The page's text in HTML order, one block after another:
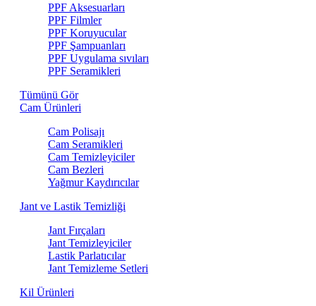
PPF Aksesuarları
PPF Filmler
PPF Koruyucular
PPF Şampuanları
PPF Uygulama sıvıları
PPF Seramikleri
Tümünü Gör
Cam Ürünleri
Cam Polisajı
Cam Seramikleri
Cam Temizleyiciler
Cam Bezleri
Yağmur Kaydırıcılar
Jant ve Lastik Temizliği
Jant Fırçaları
Jant Temizleyiciler
Lastik Parlatıcılar
Jant Temizleme Setleri
Kil Ürünleri